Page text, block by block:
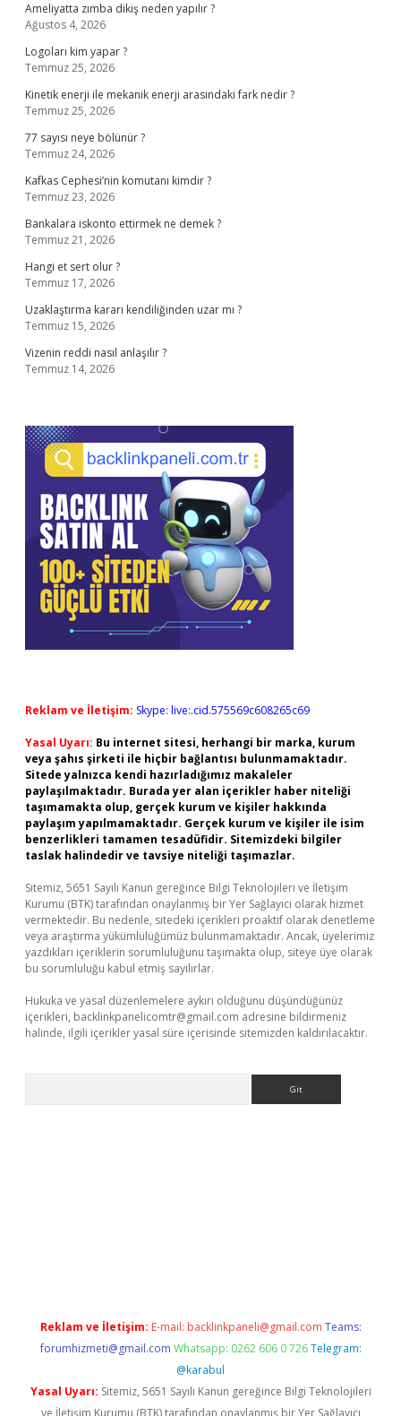
Ameliyatta zımba dikiş neden yapılır ?
Ağustos 4, 2026
Logoları kim yapar ?
Temmuz 25, 2026
Kinetik enerji ile mekanik enerji arasındaki fark nedir ?
Temmuz 25, 2026
77 sayısı neye bölünür ?
Temmuz 24, 2026
Kafkas Cephesi’nin komutanı kimdir ?
Temmuz 23, 2026
Bankalara iskonto ettirmek ne demek ?
Temmuz 21, 2026
Hangi et sert olur ?
Temmuz 17, 2026
Uzaklaştırma kararı kendiliğinden uzar mı ?
Temmuz 15, 2026
Vizenin reddi nasıl anlaşılır ?
Temmuz 14, 2026
Reklam ve İletişim: Skype: live:.cid.575569c608265c69
Yasal Uyarı: Bu internet sitesi, herhangi bir marka, kurum
veya şahıs şirketi ile hiçbir bağlantısı bulunmamaktadır.
Sitede yalnızca kendi hazırladığımız makaleler
paylaşılmaktadır. Burada yer alan içerikler haber niteliği
taşımamakta olup, gerçek kurum ve kişiler hakkında
paylaşım yapılmamaktadır. Gerçek kurum ve kişiler ile isim
benzerlikleri tamamen tesadüfidir. Sitemizdeki bilgiler
taslak halindedir ve tavsiye niteliği taşımazlar.
Sitemiz, 5651 Sayılı Kanun gereğince Bilgi Teknolojileri ve İletişim
Kurumu (BTK) tarafından onaylanmış bir Yer Sağlayıcı olarak hizmet
vermektedir. Bu nedenle, sitedeki içerikleri proaktif olarak denetleme
veya araştırma yükümlülüğümüz bulunmamaktadır. Ancak, üyelerimiz
yazdıkları içeriklerin sorumluluğunu taşımakta olup, siteye üye olarak
bu sorumluluğu kabul etmiş sayılırlar.
Hukuka ve yasal düzenlemelere aykırı olduğunu düşündüğünüz
içerikleri, backlinkpanelicomtr@gmail.com adresine bildirmeniz
halinde, ilgili içerikler yasal süre içerisinde sitemizden kaldırılacaktır.
Reklam ve İletişim: E-mail: backlinkpaneli@gmail.com Teams:
forumhizmeti@gmail.com Whatsapp: 0262 606 0 726 Telegram:
@karabul
Yasal Uyarı: Sitemiz, 5651 Sayılı Kanun gereğince Bilgi Teknolojileri
ve İletişim Kurumu (BTK) tarafından onaylanmış bir Yer Sağlayıcı